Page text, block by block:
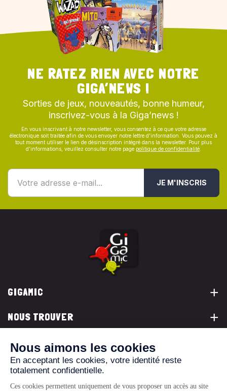
NE RATEZ RIEN AVEC NOTRE
GIGA’NEWS !
Sorties de jeux, nouveautés, bonne humeur,
inscrivez-vous à la Giga’news !
En vous inscrivant à notre newsletter, vous consentez à ce que votre adresse
électronique soit traitée afin de vous envoyer notre lettre d’information. Vous pouvez à
tout moment utiliser le lien de désinscription intégré dans la newsletter. Pour plus
d’informations, veuillez consulter notre page politique de confidentialité
JE M'INSCRIS
GIGAMIC
NOUS TROUVER
VOUS ÊTES...
NOUS CONTACTER